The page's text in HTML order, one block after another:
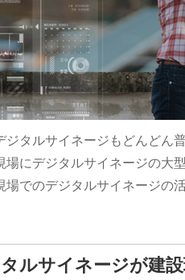
ジタルサイネージもどんどん
場にデジタルサイネージの大
場でのデジタルサイネージの
ルサイネージが建